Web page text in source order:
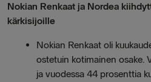
Nokian Renkaat ja Nordea
kärkisijoille
Nokian Renkaat oli
ostetuin kotimainen osake.
ja vuodessa 44 prosenttia